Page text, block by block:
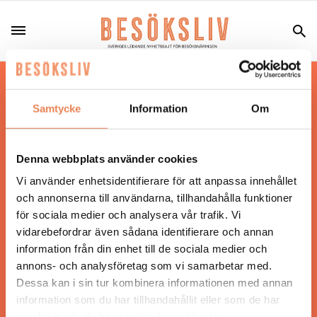
Samtycke Information Om
Denna webbplats använder cookies
Vi använder enhetsidentifierare för att anpassa innehållet
och annonserna till användarna, tillhandahålla funktioner
för sociala medier och analysera vår trafik. Vi
vidarebefordrar även sådana identifierare och annan
information från din enhet till de sociala medier och
annons- och analysföretag som vi samarbetar med.
Dessa kan i sin tur kombinera informationen med annan
information som du har tillhandahållit eller som de har
Hos oss läser du landets mest uppdaterade
nyheter och snackisar inom besöksnäringen.
Besöksliv i sin tryckta form är ett affärsmagasin
Tidningen ges ut avVisita
ANSVARIG UTGIVARE
Jonas Siljhammar
UPPHOVSRÄTT